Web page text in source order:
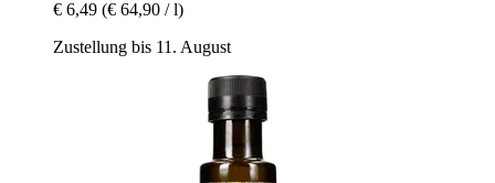
€ 6,49 (€ 64,90 / l)
Zustellung bis 11. August